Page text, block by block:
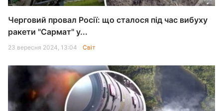
Черговий провал Росії: що сталося під час вибуху
ракети "Сармат" у...
23 вересня 2024, 13:04 Світ